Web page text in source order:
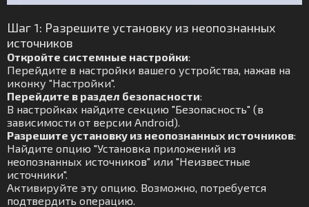
Шаг 1: Разрешите установку из неопознанных
источников
Откройте системные настройки:
Перейдите в настройки вашего устройства, нажав на
иконку "Настройки".
Перейдите в раздел безопасности:
В настройках найдите секцию "Безопасность" (в
зависимости от версии Android).
Разрешите установку из неопознанных источников:
Найдите опцию "Установка приложений из
неопознанных источников" или "Неизвестные
источники".
Активируйте эту опцию. Возможно, потребуется
подтвердить операцию.